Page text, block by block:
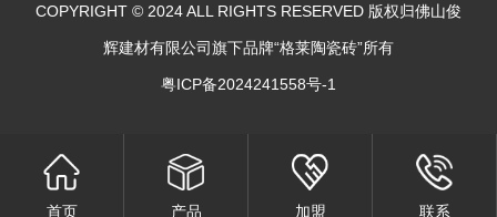
COPYRIGHT © 2024 ALL RIGHTS RESERVED 版权归佛山俊
辉建材有限公司旗下品牌“格莱陶瓷砖”所有
粤ICP备2024241558号-1
首页 产品 加盟 联系